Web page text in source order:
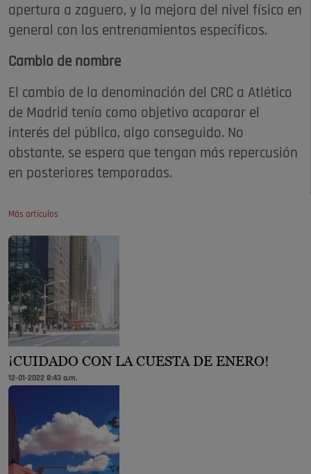
apertura a zaguero, y la mejora del nivel físico en
general con los entrenamientos específicos.
Cambio de nombre
El cambio de la denominación del CRC a Atlético
de Madrid tenía como objetivo acaparar el
interés del público, algo conseguido. No
obstante, se espera que tengan más repercusión
en posteriores temporadas.
Más artículos
¡CUIDADO CON LA CUESTA DE ENERO!
12-01-2022 8:43 a.m.